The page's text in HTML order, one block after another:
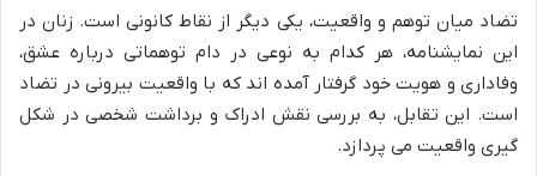
تضاد میان توهم و واقعیت، یکی دیگر از نقاط کانونی است. زنان در
این نمایشنامه، هر کدام به نوعی در دام توهماتی درباره عشق،
وفاداری و هویت خود گرفتار آمده اند که با واقعیت بیرونی در تضاد
است. این تقابل، به بررسی نقش ادراک و برداشت شخصی در شکل
گیری واقعیت می پردازد.